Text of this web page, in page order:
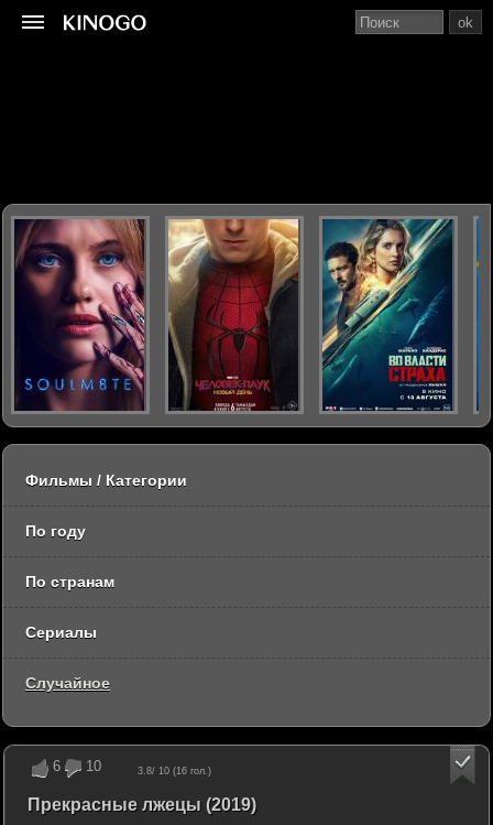
6 10 3.8/ 10 (16 гол.)
Прекрасные лжецы (2019)
ok
Фильмы / Категории
По году
По странам
Сериалы
Случайное